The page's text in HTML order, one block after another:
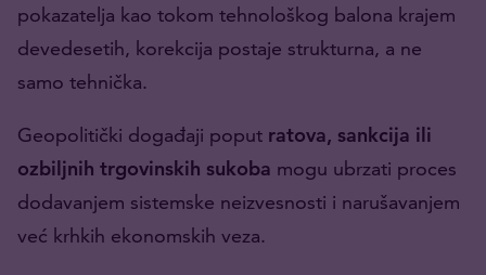
pokazatelja kao tokom tehnološkog balona krajem
devedesetih, korekcija postaje strukturna, a ne
samo tehnička.
Geopolitički događaji poput ratova, sankcija ili
ozbiljnih trgovinskih sukoba mogu ubrzati proces
dodavanjem sistemske neizvesnosti i narušavanjem
već krhkih ekonomskih veza.